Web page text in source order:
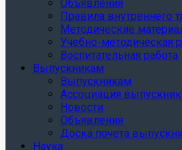
Объявления
Правила внутреннего
Методические
Учебно-методическая
Воспитательная работа
Выпускникам
Выпускникам
Ассоциация
Новости
Объявления
Доска почета
Наука